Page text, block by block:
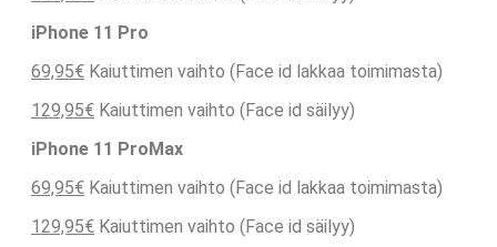
iPhone 11 Pro
69,95€ Kaiuttimen vaihto (Face id lakkaa toimimasta)
129,95€ Kaiuttimen vaihto (Face id säilyy)
iPhone 11 ProMax
69,95€ Kaiuttimen vaihto (Face id lakkaa toimimasta)
129,95€ Kaiuttimen vaihto (Face id säilyy)